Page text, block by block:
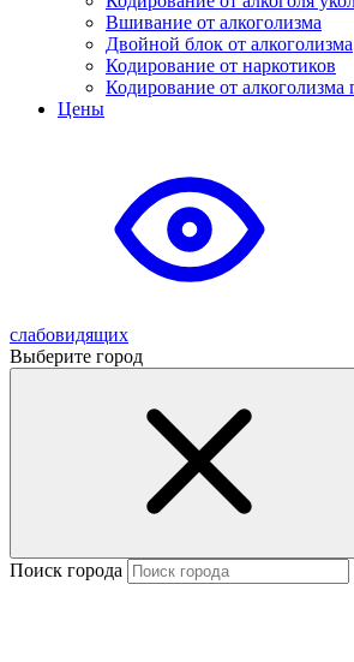
Вшивание от алкоголизма
Двойной блок от алкоголизма
Кодирование от наркотиков
Кодирование от алкоголизма
Цены
слабовидящих
Выберите город
Поиск города